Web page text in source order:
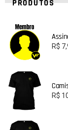
PRODUTOS
R$
R$